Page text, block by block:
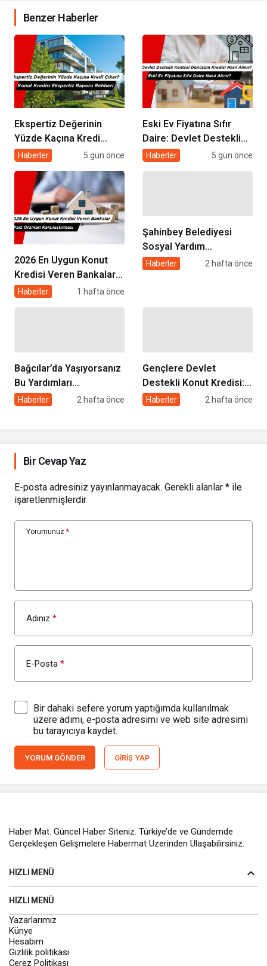
Benzer Haberler
Ekspertiz Değerinin
Yüzde Kaçına Kredi
Çıkar? Konut Kredisi
Rehberi
Haberler 5 gün önce
Eski Ev Fiyatına Sıfır
Daire: Devlet Destekli
Kentsel Dönüşüm
Haberler 5 gün önce
2026 En Uygun Konut
Kredisi Veren Bankalar
ve Faiz Oranları
Haberler 1 hafta önce
Şahinbey Belediyesi
Sosyal Yardım
Başvurusu 2026: Kimler
Haberler 2 hafta önce
Bağcılar’da Yaşıyorsanız
Bu Yardımları
Alabilirsiniz: Başvuru
Haberler 2 hafta önce
Gençlere Devlet
Destekli Konut Kredisi: 3
Yıl Geri Ödemesiz, 5 Yıl
Haberler 2 hafta önce
Bir Cevap Yaz
E-posta adresiniz yayınlanmayacak. Gerekli alanlar * ile
işaretlenmişlerdir
Yorumunuz *
Adınız *
E-Posta *
Bir dahaki sefere yorum yaptığımda kullanılmak
üzere adımı, e-posta adresimi ve web site adresimi
bu tarayıcıya kaydet.
YORUM GÖNDER GIRIŞ YAP
Haber Mat. Güncel Haber Siteniz. Türkiye’de ve Gündemde
Gerçekleşen Gelişmelere Habermat Üzerinden Ulaşabilirsiniz.
HIZLI MENÜ
HIZLI MENÜ
Yazarlarımız
Künye
Hesabım
Gizlilik politikası
Çerez Politikası